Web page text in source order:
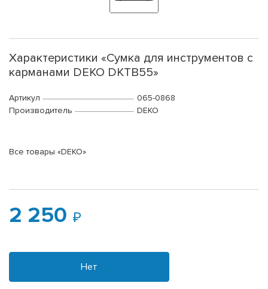
Характеристики «Сумка для инструментов с
карманами DEKO DKTB55»
Артикул
065-0868
Производитель
DEKO
Все товары «DEKO»
2 250
Нет